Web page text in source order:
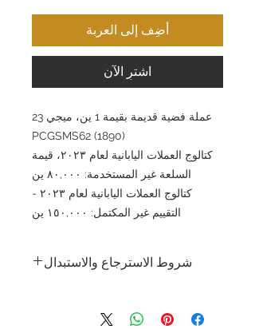
أضِف إلى العربة
اشترِ الآن
عملة فضية قديمة بقيمة 1 ين، ميجي 23
(1890) PCGSMS62
كتالوج العملات اليابانية لعام ٢٠٢٣، قيمة
السلعة غير المستخدمة: ٨٠,٠٠٠ ين
كتالوج العملات اليابانية لعام ٢٠٢٣ -
التقييم غير المكتمل: ١٥٠,٠٠٠ ين
شروط الاسترجاع والاستبدال
وخدمات عالية الجودة وضمان رضا العملاء.